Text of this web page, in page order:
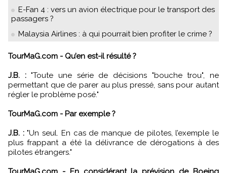
E-Fan 4 : vers un avion électrique pour le transport des
passagers ?
Malaysia Airlines : à qui pourrait bien profiter le crime ?
TourMaG.com - Qu’en est-il résulté ?
J.B. :"Toute une série de décisions "bouche trou", ne
permettant que de parer au plus pressé, sans pour autant
régler le problème posé."
TourMaG.com - Par exemple ?
J.B. :"Un seul. En cas de manque de pilotes, l’exemple le
plus frappant a été la délivrance de dérogations à des
pilotes étrangers."